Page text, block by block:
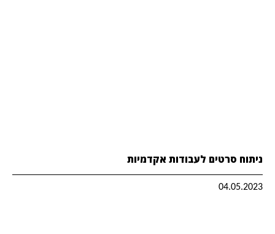
ניתוח סרטים לעבודות אקדמיות
04.05.2023